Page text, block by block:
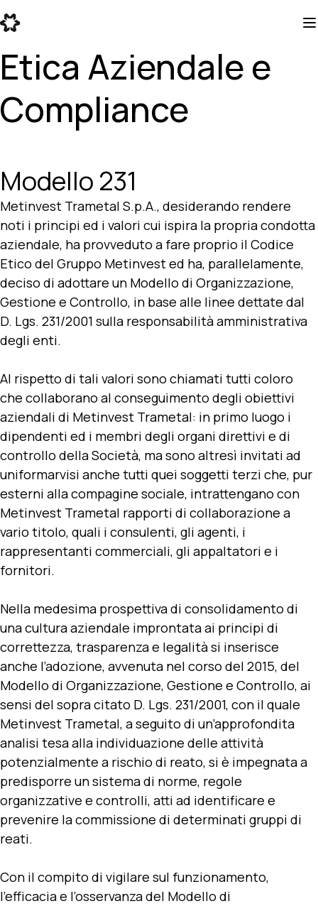
Etica Aziendale e
Compliance
Modello 231
Metinvest Trametal S.p.A., desiderando rendere
noti i principi ed i valori cui ispira la propria condotta
aziendale, ha provveduto a fare proprio il Codice
Etico del Gruppo Metinvest ed ha, parallelamente,
deciso di adottare un Modello di Organizzazione,
Gestione e Controllo, in base alle linee dettate dal
D. Lgs. 231/2001 sulla responsabilità amministrativa
degli enti.
Al rispetto di tali valori sono chiamati tutti coloro
che collaborano al conseguimento degli obiettivi
aziendali di Metinvest Trametal: in primo luogo i
dipendenti ed i membri degli organi direttivi e di
controllo della Società, ma sono altresì invitati ad
uniformarvisi anche tutti quei soggetti terzi che, pur
esterni alla compagine sociale, intrattengano con
Metinvest Trametal rapporti di collaborazione a
vario titolo, quali i consulenti, gli agenti, i
rappresentanti commerciali, gli appaltatori e i
fornitori.
Nella medesima prospettiva di consolidamento di
una cultura aziendale improntata ai principi di
correttezza, trasparenza e legalità si inserisce
anche l’adozione, avvenuta nel corso del 2015, del
Modello di Organizzazione, Gestione e Controllo, ai
sensi del sopra citato D. Lgs. 231/2001, con il quale
Metinvest Trametal, a seguito di un’approfondita
analisi tesa alla individuazione delle attività
potenzialmente a rischio di reato, si è impegnata a
predisporre un sistema di norme, regole
organizzative e controlli, atti ad identificare e
prevenire la commissione di determinati gruppi di
reati.
Con il compito di vigilare sul funzionamento,
l’efficacia e l’osservanza del Modello di